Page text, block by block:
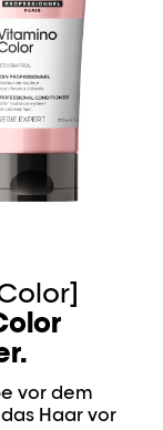
vor dem
Haar vor